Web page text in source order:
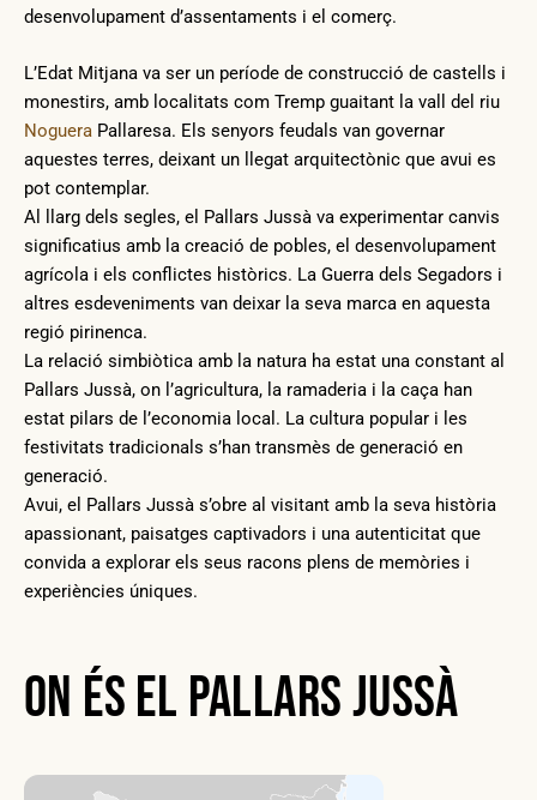
desenvolupament d’assentaments i el comerç.
L’Edat Mitjana va ser un període de construcció de castells i
monestirs, amb localitats com Tremp guaitant la vall del riu
Noguera Pallaresa. Els senyors feudals van governar
aquestes terres, deixant un llegat arquitectònic que avui es
pot contemplar.
Al llarg dels segles, el Pallars Jussà va experimentar canvis
significatius amb la creació de pobles, el desenvolupament
agrícola i els conflictes històrics. La Guerra dels Segadors i
altres esdeveniments van deixar la seva marca en aquesta
regió pirinenca.
La relació simbiòtica amb la natura ha estat una constant al
Pallars Jussà, on l’agricultura, la ramaderia i la caça han
estat pilars de l’economia local. La cultura popular i les
festivitats tradicionals s’han transmès de generació en
generació.
Avui, el Pallars Jussà s’obre al visitant amb la seva història
apassionant, paisatges captivadors i una autenticitat que
convida a explorar els seus racons plens de memòries i
experiències úniques.
On és el Pallars Jussà